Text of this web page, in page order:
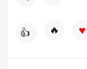
👍 🔥 ♥